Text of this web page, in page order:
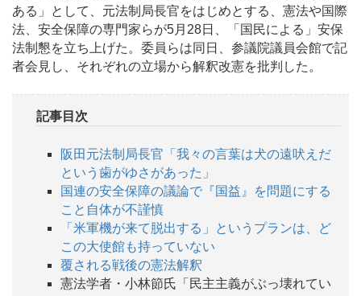
ある」として、元法制局長官をはじめとする、憲法や国際
法、安全保障の専門家らが5月28日、「国民による」安保
法制懇を立ち上げた。委員らは同日、参議院議員会館で記
者会見し、それぞれの立場から解釈改憲を批判した。
記事目次
阪田元法制局長官「我々の言葉は犬の遠吠えだ
という歯がゆさがあった」
国連の安全保障の議論で『国益』を問題にする
こと自体が不謹慎
「米軍機が来て脱出する」というプランは、ど
この大使館も持っていない
覆される戦後の憲法解釈
憲法学者・小林節氏「民主主義がぶっ壊れてい